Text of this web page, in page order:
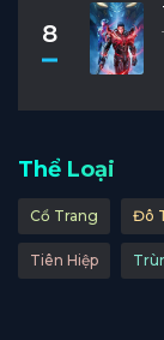
8
Thể Loại
Cổ Trang Đô
Tiên Hiệp